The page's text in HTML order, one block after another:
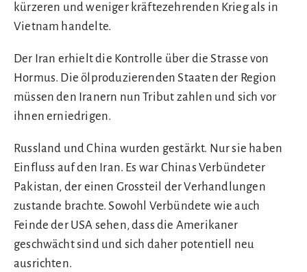
kürzeren und weniger kräftezehrenden Krieg als in
Vietnam handelte.
Der Iran erhielt die Kontrolle über die Strasse von
Hormus. Die ölproduzierenden Staaten der Region
müssen den Iranern nun Tribut zahlen und sich vor
ihnen erniedrigen.
Russland und China wurden gestärkt. Nur sie haben
Einfluss auf den Iran. Es war Chinas Verbündeter
Pakistan, der einen Grossteil der Verhandlungen
zustande brachte. Sowohl Verbündete wie auch
Feinde der USA sehen, dass die Amerikaner
geschwächt sind und sich daher potentiell neu
ausrichten.